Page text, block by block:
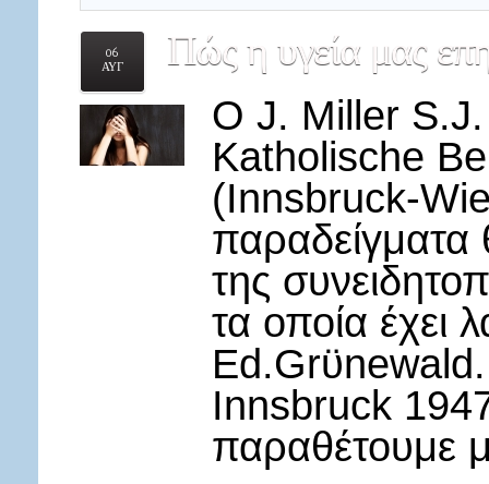
06
ΑΥΓ
Πώς η υγεία μας
Ο J. Miller S.J.
͘Katholische
(Innsbruck-
παραδείγματα
της
τα οποία έχει
Innsbruck
παραθέτουμε